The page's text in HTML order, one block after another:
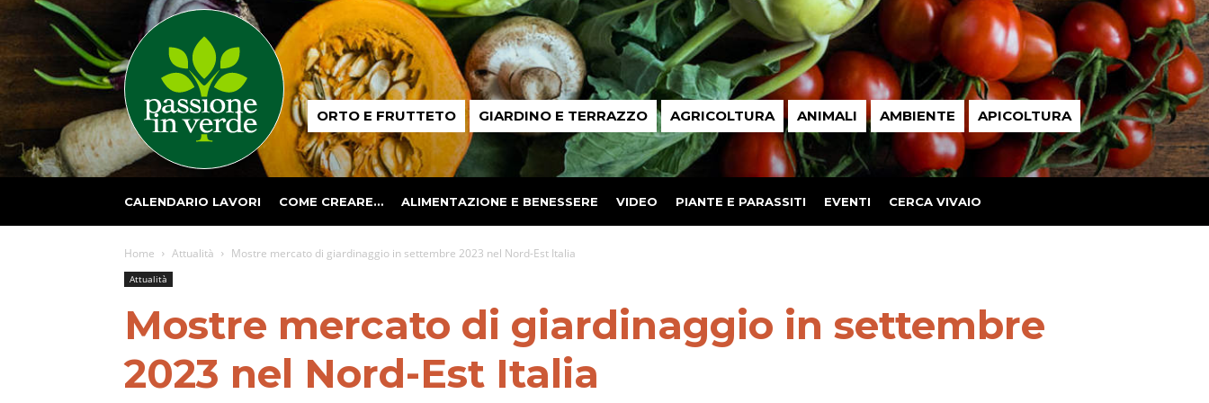
Passione
in ORTO E FRUTTETO GIARDINO E TERRAZZO AGRICOLTURA ANIMALI AMBIENTE APICOLTURA
CALENDARIO LAVORI COME CREARE… ALIMENTAZIONE E BENESSERE VIDEO PIANTE E PARASSITI EVENTI CERCA VIVAIO
Home Attualità Mostre mercato di giardinaggio in settembre 2023 nel Nord-Est Italia
Attualità
Mostre mercato di giardinaggio in settembre
2023 nel Nord-Est Italia